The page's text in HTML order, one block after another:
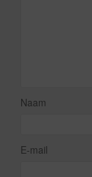
Naam
E-mail